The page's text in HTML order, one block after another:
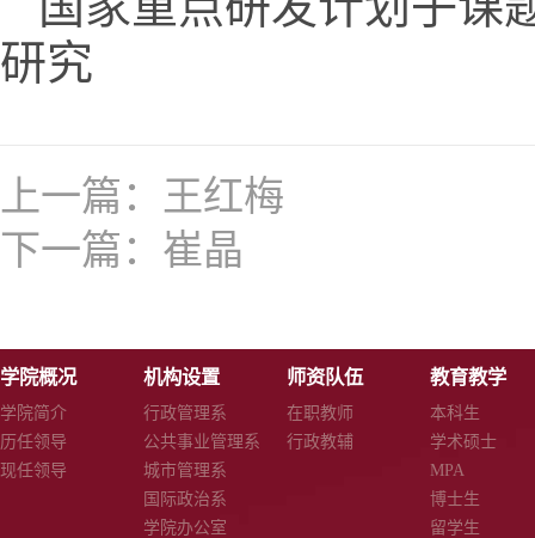
研究
上一篇： 王红梅
下一篇： 崔晶
学院概况
学院简介
历任领导
现任领导
机构设置
行政管理系
公共事业管理系
城市管理系
国际政治系
学院办公室
师资队伍
在职教师
行政教辅
教育教学
本科生
学术硕士
MPA
博士生
留学生